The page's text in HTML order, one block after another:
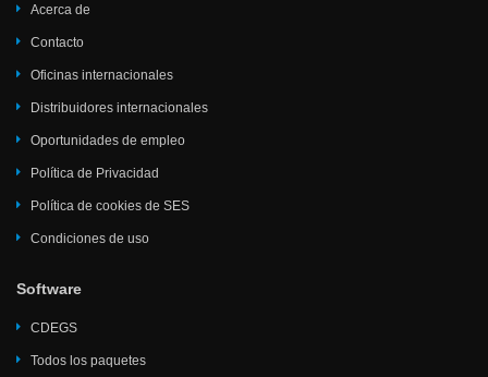
Acerca de
Contacto
Oficinas internacionales
Distribuidores internacionales
Oportunidades de empleo
Política de Privacidad
Política de cookies de SES
Condiciones de uso
Software
CDEGS
Todos los paquetes